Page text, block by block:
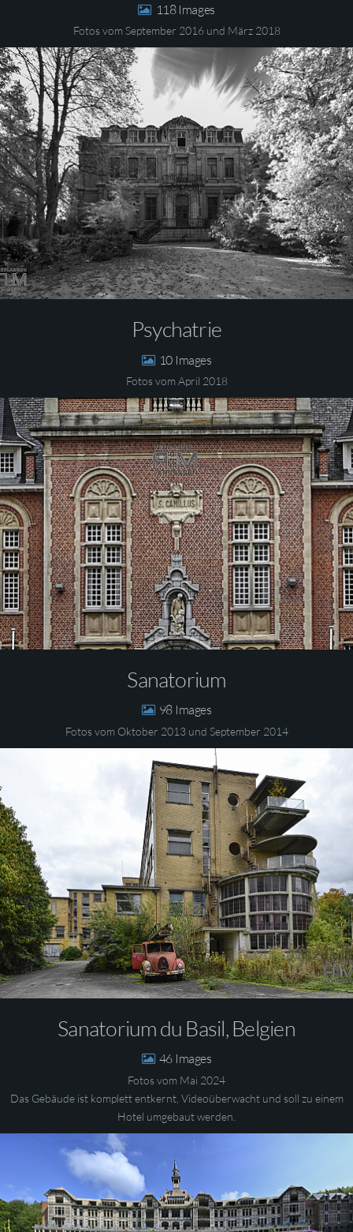
118
Fotos vom September 2016 und März 2018
Psychatrie
10
Fotos vom April 2018
Sanatorium
98
Fotos vom Oktober 2013 und September 2014
Sanatorium du Basil, Belgien
46
Fotos vom Mai 2024
Das Gebäude ist komplett entkernt, Videoüberwacht und soll zu einem
Hotel umgebaut werden.